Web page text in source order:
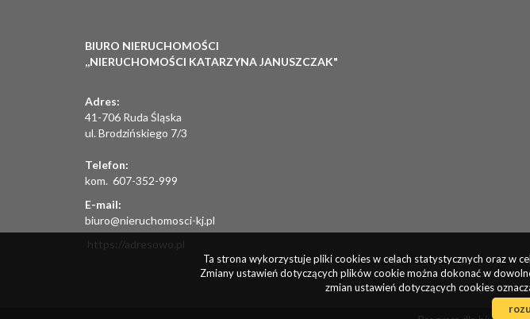
BIURO NIERUCHOMOŚCI
,,NIERUCHOMOŚCI KATARZYNA JANUSZCZAK"
Adres:
41-706 Ruda Śląska
ul. Brodzińskiego 7/3
Telefon:
kom. 607-352-999
E-mail:
biuro@nieruchomosci-kj.pl
https://adresowo.pl
Ta strona wykorzystuje pliki cookies w celach statystycznych oraz w
Zmiany ustawień dotyczących plików cookie można dokonać w
zmian ustawień dotyczących cookies